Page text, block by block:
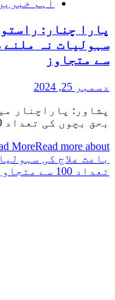
اہم
پارا چنار:
سے متجاوز
دسمبر 25, 2024
پشاور: پاراچنار
بحق بچوں کی تعداد 100 سے تجاوز کرگئی ہے۔نیوز کے...
More
باعث علاج کی
تعداد 100 سے متجاوز